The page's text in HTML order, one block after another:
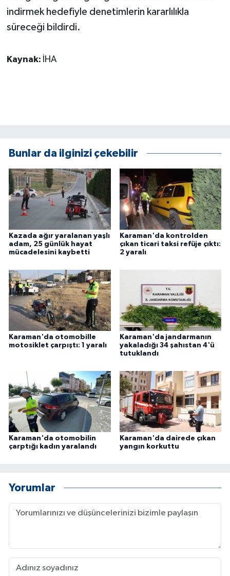
indirmek hedefiyle denetimlerin kararlılıkla
süreceği bildirdi.
Kaynak: İHA
Bunlar da ilginizi çekebilir
Kazada ağır yaralanan yaşlı
adam, 25 günlük hayat
mücadelesini kaybetti
Karaman'da kontrolden
çıkan ticari taksi refüje çıktı:
2 yaralı
Karaman'da otomobille
motosiklet çarpıştı: 1 yaralı
Karaman'da jandarmanın
yakaladığı 34 şahıstan 4'ü
tutuklandı
Karaman'da otomobilin
çarptığı kadın yaralandı
Karaman'da dairede çıkan
yangın korkuttu
Yorumlar
YAŞAM
YEREL
Yerel Haberler